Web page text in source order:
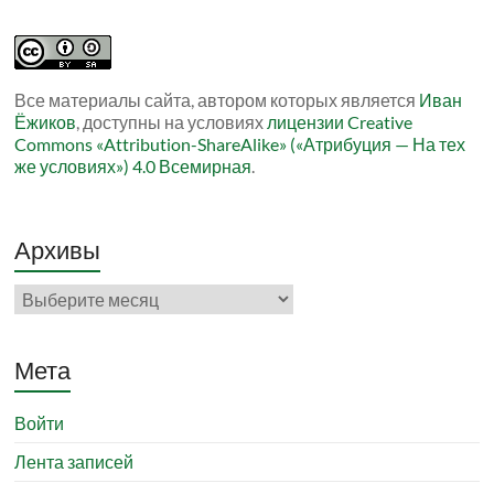
Все материалы сайта, автором которых является Иван
Ёжиков, доступны на условиях лицензии Creative
Commons «Attribution-ShareAlike» («Атрибуция — На тех
же условиях») 4.0 Всемирная.
Архивы
Архивы
Мета
Войти
Лента записей